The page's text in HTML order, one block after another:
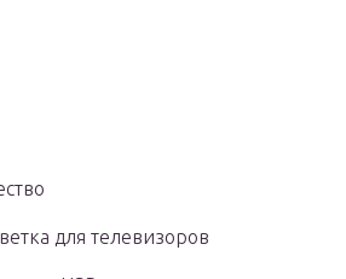
для телевизоров